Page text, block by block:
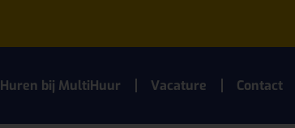
Huren bij MultiHuur Vacature Contact